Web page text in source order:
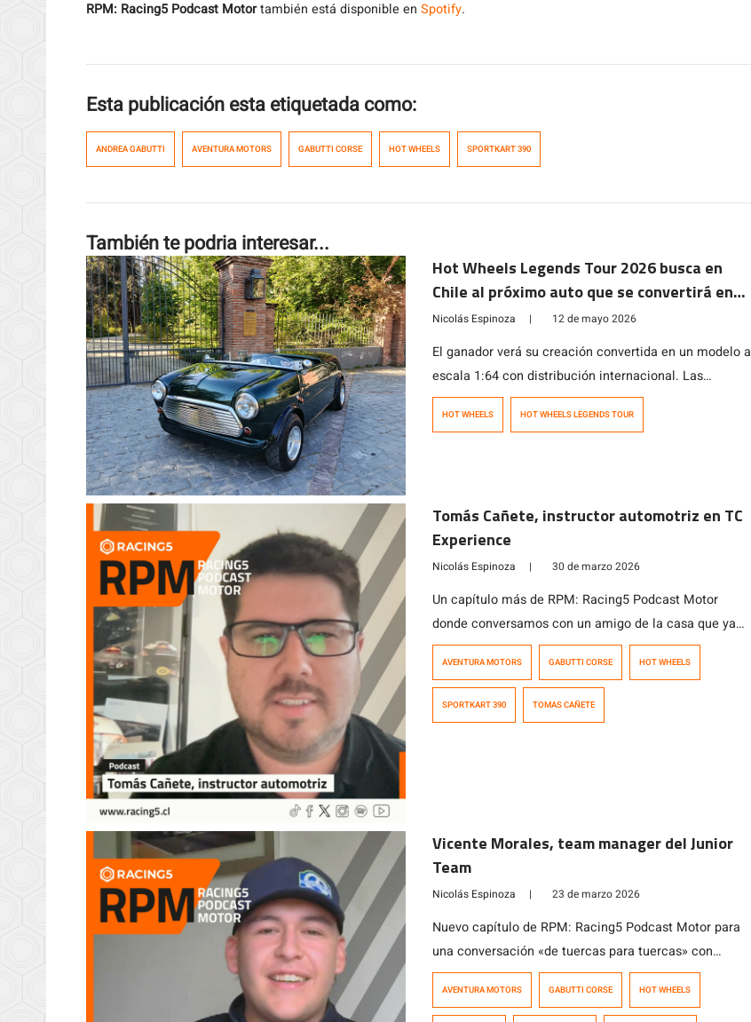
RPM: Racing5 Podcast Motortambién está disponible en Spotify.
Esta publicación esta etiquetada como:
ANDREA GABUTTI AVENTURA MOTORS GABUTTI CORSE HOT WHEELS SPORTKART 390
También te podria interesar...
Hot Wheels Legends Tour 2026 busca en
Chile al próximo auto que se convertirá en
leyenda
Nicolás Espinoza | 12 de mayo 2026
El ganador verá su creación convertida en un modelo a
escala 1:64 con distribución internacional. Las
inscripciones estarán abiertas hasta el 14 de junio.
HOT WHEELS HOT WHEELS LEGENDS TOUR
Tomás Cañete, instructor automotriz en TC
Experience
Nicolás Espinoza | 30 de marzo 2026
Un capítulo más de RPM: Racing5 Podcast Motor
donde conversamos con un amigo de la casa que ya
pasó por nuestra habitual conversación «de tuercas
para tuercas» en los inicios de nuestro podcast. Se
cuando no está en la butaca derecha de un auto de
AVENTURA MOTORS GABUTTI CORSE HOT WHEELS
SPORTKART 390 TOMAS CAÑETE
Vicente Morales, team manager del Junior
Team
Nicolás Espinoza | 23 de marzo 2026
Nuevo capítulo de RPM: Racing5 Podcast Motor para
una conversación «de tuercas para tuercas» con
Vicente Morales, ex piloto de karting y actual team
manager del Junior Team, equipo de karting cuya
AVENTURA MOTORS GABUTTI CORSE HOT WHEELS